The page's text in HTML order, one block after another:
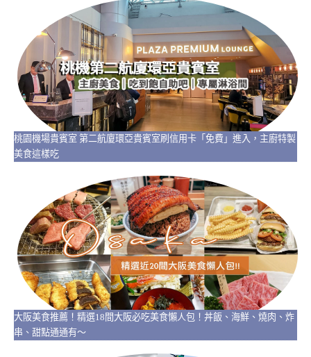
桃園機場貴賓室 第二航廈環亞貴賓室刷信用卡「免費」進入，主廚特製
美食這樣吃
大阪美食推薦！精選18間大阪必吃美食懶人包！丼飯、海鮮、燒肉、炸
串、甜點通通有～